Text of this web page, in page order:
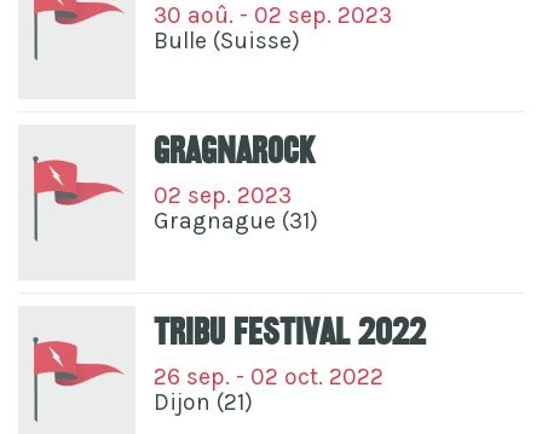
30 aoû. - 02 sep. 2023
Bulle (Suisse)
GragnaRock
02 sep. 2023
Gragnague (31)
Tribu Festival 2022
26 sep. - 02 oct. 2022
Dijon (21)